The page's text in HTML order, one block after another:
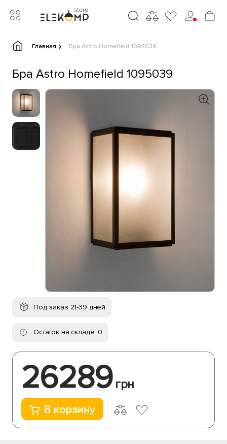
Главная Бра Astro Homefield 1095039
Бра Astro Homefield 1095039
Под заказ 21-39 дней
Остаток на складе: 0
26289 грн
В корзину